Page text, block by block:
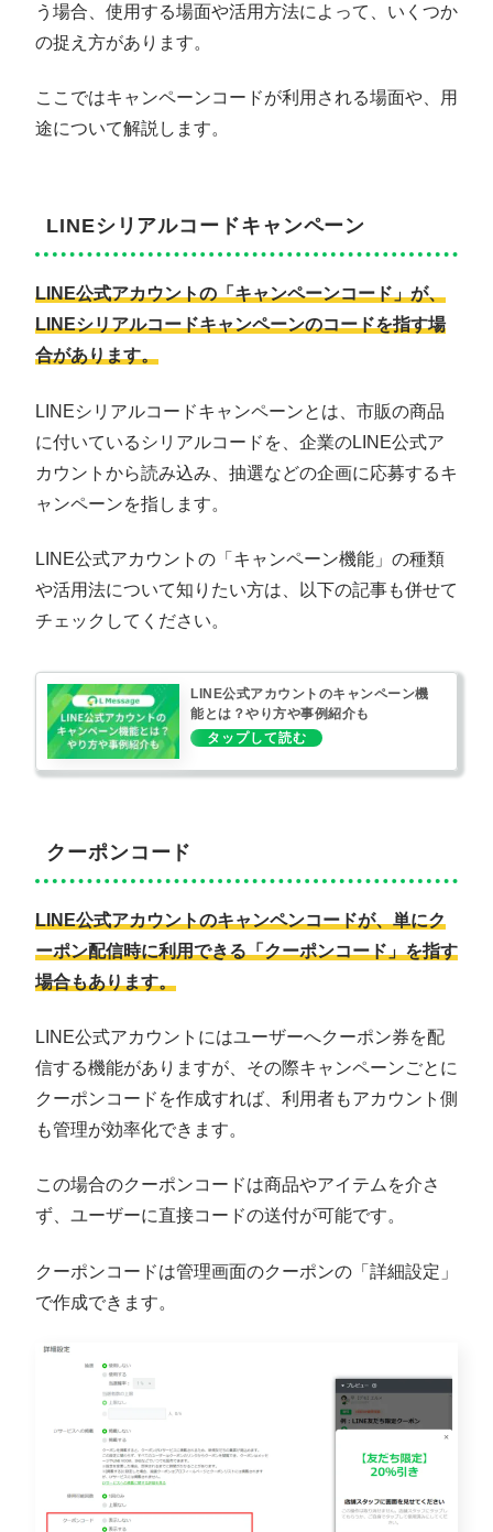
う場合、使用する場面や活用方法によって、いくつか
の捉え方があります。
ここではキャンペーンコードが利用される場面や、用
途について解説します。
LINEシリアルコードキャンペーン
LINE公式アカウントの「キャンペーンコード」が、
LINEシリアルコードキャンペーンのコードを指す場
合があります。
LINEシリアルコードキャンペーンとは、市販の商品
に付いているシリアルコードを、企業のLINE公式ア
カウントから読み込み、抽選などの企画に応募するキ
ャンペーンを指します。
LINE公式アカウントの「キャンペーン機能」の種類
や活用法について知りたい方は、以下の記事も併せて
チェックしてください。
LINE公式アカウントのキャンペーン機
能とは？やり方や事例紹介も
クーポンコード
LINE公式アカウントのキャンペンコードが、単にク
ーポン配信時に利用できる「クーポンコード」を指す
場合もあります。
LINE公式アカウントにはユーザーへクーポン券を配
信する機能がありますが、その際キャンペーンごとに
クーポンコードを作成すれば、利用者もアカウント側
も管理が効率化できます。
この場合のクーポンコードは商品やアイテムを介さ
ず、ユーザーに直接コードの送付が可能です。
クーポンコードは管理画面のクーポンの「詳細設定」
で作成できます。